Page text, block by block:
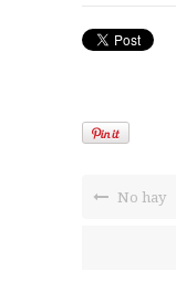
No hay